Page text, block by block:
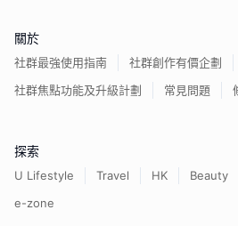
關於
社群最強使用指南
社群創作有價企劃
社群焦點功能及升級計劃
常見問題
探索
U Lifestyle Travel HK Beauty
e-zone